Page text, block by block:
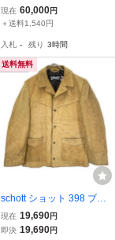
SCHOTT ショット ラムレ
ザー カバーオール レザー
イダース ドーナツボタン
黒 ブラック
現在 60,000円
＋送料1,540円
入札 - 残り 3時間
送料無料
schott ショット 398 ブラ
ウンベージュ スエード ウ
エスタンジャケット ブラ
現在 19,690円
即決 19,690円